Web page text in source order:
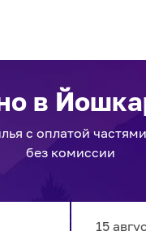
в
с оплатой
без комиссии